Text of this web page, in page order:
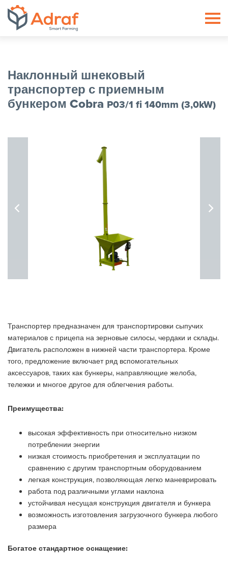
Наклонный шнековый
транспортер с приемным
бункером Cobra P03/1 fi 140mm (3,0kW)
Транспортер предназначен для транспортировки сыпучих
материалов с прицепа на зерновые силосы, чердаки и склады.
Двигатель расположен в нижней части транспортера. Кроме
того, предложение включает ряд вспомогательных
аксессуаров, таких как бункеры, направляющие желоба,
тележки и многое другое для облегчения работы.
Преимущества:
высокая эффективность при относительно низком
потреблении энергии
низкая стоимость приобретения и эксплуатации по
сравнению с другим транспортным оборудованием
легкая конструкция, позволяющая легко маневрировать
работа под различными углами наклона
устойчивая несущая конструкция двигателя и бункера
возможность изготовления загрузочного бункера любого
размера
Богатое стандартное оснащение:
ADRAF // Producent maszyn